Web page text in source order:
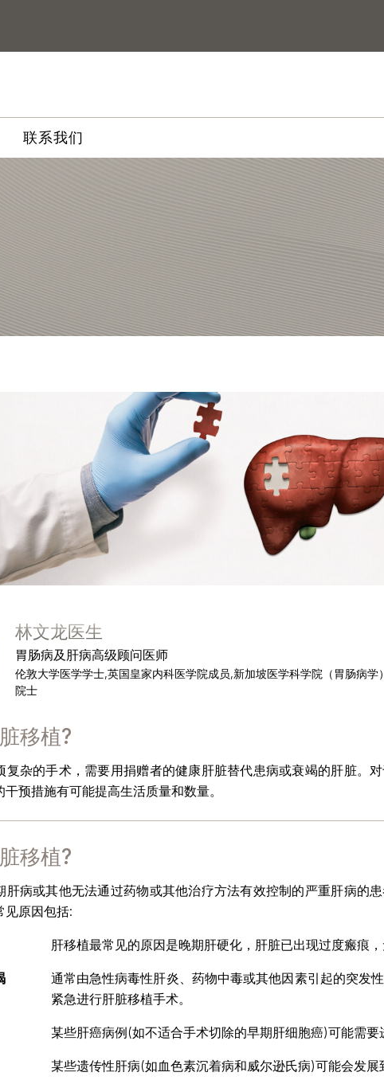
联系我们
林文龙医生
胃肠病及肝病高级顾问医师
伦敦大学医学学士,英国皇家内科医学院成员,新加坡医学科学院（胃肠病学
院士
移植?
复杂的手术，需要用捐赠者的健康肝脏替代患病或衰竭的肝脏。
预措施有可能提高生活质量和数量。
移植?
肝病或其他无法通过药物或其他治疗方法有效控制的严重肝病的患
见原因包括:
肝移植最常见的原因是晚期肝硬化，肝脏已出现过度瘢痕，
通常由急性病毒性肝炎、药物中毒或其他因素引起的突发
紧急进行肝脏移植手术。
某些肝癌病例(如不适合手术切除的早期肝细胞癌)可能需要
某些遗传性肝病(如血色素沉着病和威尔逊氏病)可能会发展